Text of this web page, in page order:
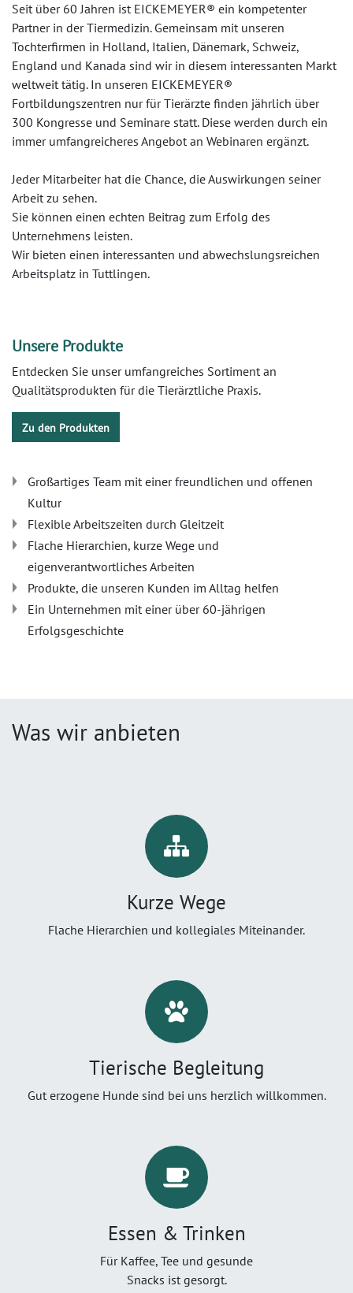
Seit über 60 Jahren ist EICKEMEYER® ein kompetenter
Partner in der Tiermedizin. Gemeinsam mit unseren
Tochterfirmen in Holland, Italien, Dänemark, Schweiz,
England und Kanada sind wir in diesem interessanten Markt
weltweit tätig. In unseren EICKEMEYER®
Fortbildungszentren nur für Tierärzte finden jährlich über
300 Kongresse und Seminare statt. Diese werden durch ein
immer umfangreicheres Angebot an Webinaren ergänzt.
Jeder Mitarbeiter hat die Chance, die Auswirkungen seiner
Arbeit zu sehen.
Sie können einen echten Beitrag zum Erfolg des
Unternehmens leisten.
Wir bieten einen interessanten und abwechslungsreichen
Arbeitsplatz in Tuttlingen.
Unsere Produkte
Entdecken Sie unser umfangreiches Sortiment an
Qualitätsprodukten für die Tierärztliche Praxis.
Zu den Produkten​
Großartiges Team mit einer freundlichen und offenen
Kultur
Flexible Arbeitszeiten durch Gleitzeit
Flache Hierarchien, kurze Wege und
eigenverantwortliches Arbeiten
Produkte, die unseren Kunden im Alltag helfen
Ein Unternehmen mit einer über 60-jährigen
Erfolgsgeschichte
Was wir anbieten
Kurze Wege
Flache Hierarchien und kollegiales Miteinander.
Tierische Begleitung
Gut erzogene Hunde sind bei uns herzlich willkommen.
Essen & Trinken
Für Kaffee, Tee und gesunde
Snacks ist gesorgt.